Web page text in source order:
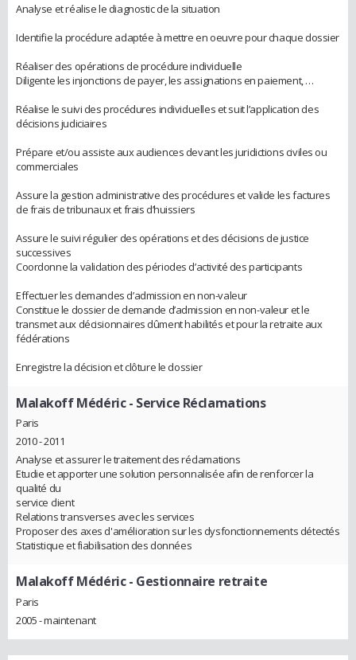
Analyse et réalise le diagnostic de la situation
Identifie la procédure adaptée à mettre en oeuvre pour chaque dossier
Réaliser des opérations de procédure individuelle
Diligente les injonctions de payer, les assignations en paiement, …
Réalise le suivi des procédures individuelles et suit l’application des
décisions judiciaires
Prépare et/ou assiste aux audiences devant les juridictions civiles ou
commerciales
Assure la gestion administrative des procédures et valide les factures
de frais de tribunaux et frais d’huissiers
Assure le suivi régulier des opérations et des décisions de justice
successives
Coordonne la validation des périodes d’activité des participants
Effectuer les demandes d’admission en non-valeur
Constitue le dossier de demande d’admission en non-valeur et le
transmet aux décisionnaires dûment habilités et pour la retraite aux
fédérations
Enregistre la décision et clôture le dossier
Malakoff Médéric- Service Réclamations
Paris
2010 - 2011
Analyse et assurer le traitement des réclamations
Etudie et apporter une solution personnalisée afin de renforcer la
qualité du
service client
Relations transverses avec les services
Proposer des axes d'amélioration sur les dysfonctionnements détectés
Statistique et fiabilisation des données
Malakoff Médéric- Gestionnaire retraite
Paris
2005 - maintenant